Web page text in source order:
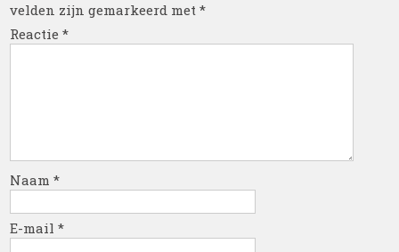
velden zijn gemarkeerd met*
Reactie*
Naam*
E-mail*